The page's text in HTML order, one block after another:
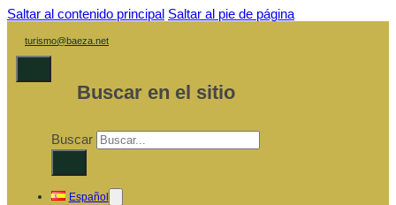
Saltar al contenido principal Saltar al pie de página
turismo@baeza.net
Buscar en el sitio
Buscar
Español